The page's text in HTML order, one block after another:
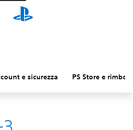
e sicurezza PS Store e